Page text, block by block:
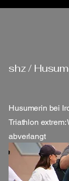
shz /
Husumerin bei
Triathlon
abverlangt